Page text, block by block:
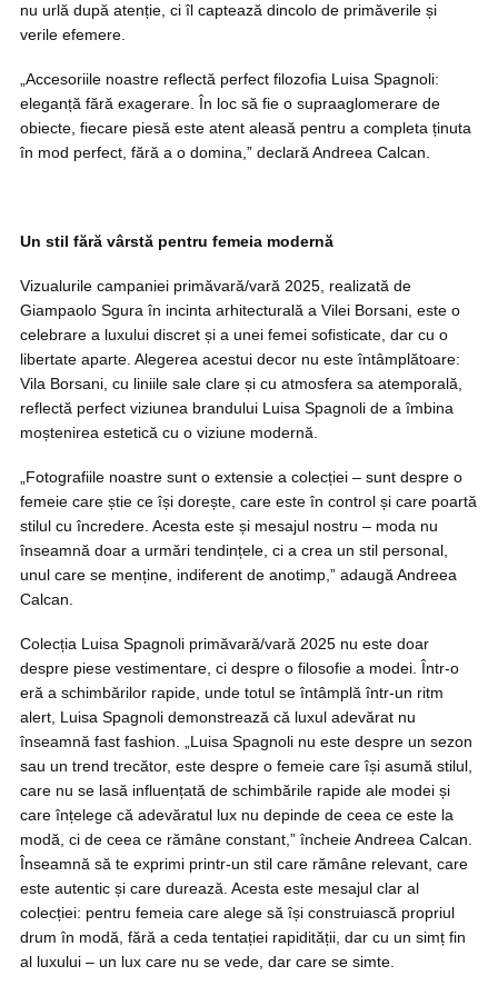
nu urlă după atenție, ci îl captează dincolo de primăverile și
verile efemere.
„Accesoriile noastre reflectă perfect filozofia Luisa Spagnoli:
eleganță fără exagerare. În loc să fie o supraaglomerare de
obiecte, fiecare piesă este atent aleasă pentru a completa ținuta
în mod perfect, fără a o domina,” declară Andreea Calcan.
Un stil fără vârstă pentru femeia modernă
Vizualurile campaniei primăvară/vară 2025, realizată de
Giampaolo Sgura în incinta arhitecturală a Vilei Borsani, este o
celebrare a luxului discret și a unei femei sofisticate, dar cu o
libertate aparte. Alegerea acestui decor nu este întâmplătoare:
Vila Borsani, cu liniile sale clare și cu atmosfera sa atemporală,
reflectă perfect viziunea brandului Luisa Spagnoli de a îmbina
moștenirea estetică cu o viziune modernă.
„Fotografiile noastre sunt o extensie a colecției – sunt despre o
femeie care știe ce își dorește, care este în control și care poartă
stilul cu încredere. Acesta este și mesajul nostru – moda nu
înseamnă doar a urmări tendințele, ci a crea un stil personal,
unul care se menține, indiferent de anotimp,” adaugă Andreea
Calcan.
Colecția Luisa Spagnoli primăvară/vară 2025 nu este doar
despre piese vestimentare, ci despre o filosofie a modei. Într-o
eră a schimbărilor rapide, unde totul se întâmplă într-un ritm
alert, Luisa Spagnoli demonstrează că luxul adevărat nu
înseamnă fast fashion. „Luisa Spagnoli nu este despre un sezon
sau un trend trecător, este despre o femeie care își asumă stilul,
care nu se lasă influențată de schimbările rapide ale modei și
care înțelege că adevăratul lux nu depinde de ceea ce este la
modă, ci de ceea ce rămâne constant,” încheie Andreea Calcan.
Înseamnă să te exprimi printr-un stil care rămâne relevant, care
este autentic și care durează. Acesta este mesajul clar al
colecției: pentru femeia care alege să își construiască propriul
drum în modă, fără a ceda tentației rapidității, dar cu un simț fin
al luxului – un lux care nu se vede, dar care se simte.